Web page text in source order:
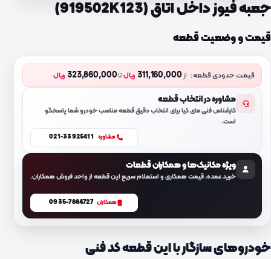
جعبه فیوز داخل اتاق (919502K123)
قیمت و وضعیت قطعه
قیمت حدودی قطعه: از311,160,000 ریالتا323,860,000 ریال
مشاوره در انتخاب قطعه
کارشناس فنی مای کیا برای انتخاب دقیق قطعه مناسب خودرو شما پاسخگو
است.
مشاوره 021-33925411
ویژه مکانیک‌ها و همکاران قطعات
خرید عمده، قیمت همکاری و استعلام سریع این قطعه از واحد فروش همکاران.
همکاران 0935-7884727
خودروهای سازگار با این قطعه کد فنی